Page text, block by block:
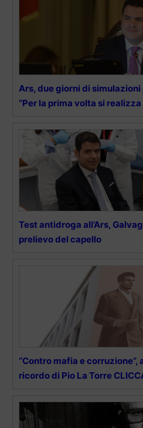
Ars, due giorni di
“Per la prima volta si
Test antidroga all’Ars,
prelievo del capello
“Contro mafia e corruzione”,
ricordo di Pio La Torre